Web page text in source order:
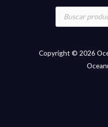
Búsqueda
Copyright © 2026